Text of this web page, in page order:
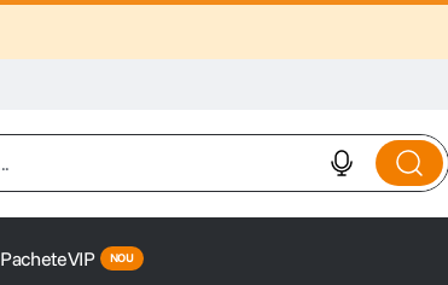
PacheteVIP